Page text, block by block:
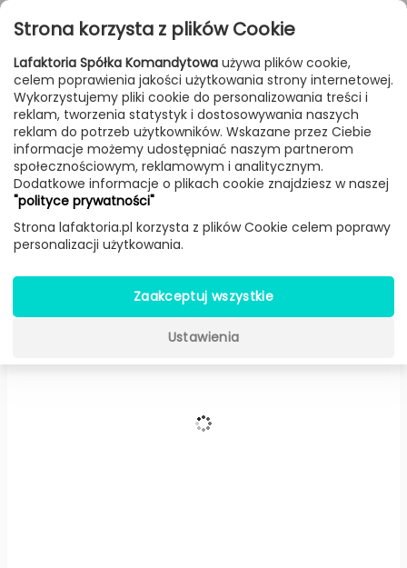
Przejdź do treści
FILTROWANIE & SORTOWANIE
Lampy Producenci Estiluz Produkt
Revolta T-3635R wpuszczana
LED (Złota) -Estiluz
Strona korzysta z plików Cookie
Lafaktoria Spółka Komandytowa używa plików cookie,
celem poprawienia jakości użytkowania strony internetowej.
Wykorzystujemy pliki cookie do personalizowania treści i
reklam, tworzenia statystyk i dostosowywania naszych
reklam do potrzeb użytkowników. Wskazane przez Ciebie
informacje możemy udostępniać naszym partnerom
społecznościowym, reklamowym i analitycznym.
Dodatkowe informacje o plikach cookie znajdziesz w naszej
"polityce prywatności"
Strona lafaktoria.pl korzysta z plików Cookie celem poprawy
personalizacji użytkowania.
Zaakceptuj wszystkie
Ustawienia